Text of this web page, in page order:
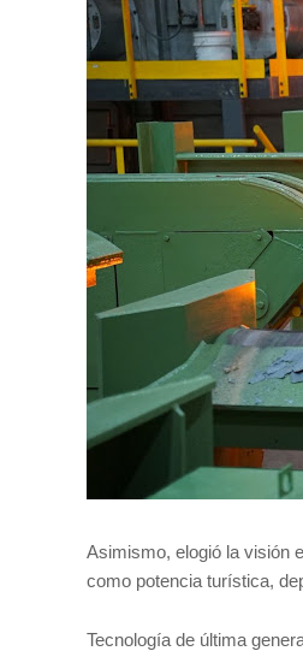
Asimismo, elogió la visión
como potencia turística,
Tecnología de última